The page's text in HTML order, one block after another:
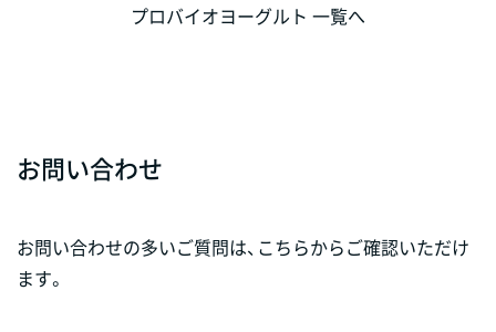
プロバイオヨーグルト 一覧へ
お問い合わせ
お問い合わせの多いご質問は、こちらからご確認いただけ
ます。